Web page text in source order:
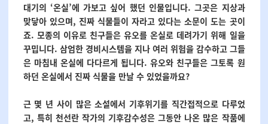
대기의 ‘온실’에 가보고 싶어 했던 인물입니다.그곳은 지상과
맞닿아 있으며, 진짜 식물들이 자라고 있다는 소문이 도는 곳이
죠. 모종의 이유로 친구들은 유오를 온실로 데려가기 위해 일을
꾸밉니다. 삼엄한 경비시스템을 지나 여러 위험을 감수하고 그들
은 마침내 온실에 다다르게 됩니다.유오와 친구들은 그토록 원
하던 온실에서 진짜 식물을 만날 수 있었을까요?
근 몇 년 사이 많은 소설에서 기후위기를 직간접적으로 다루었
고, 특히 천선란 작가의 기후감수성은 그동안 나온 많은 작품에